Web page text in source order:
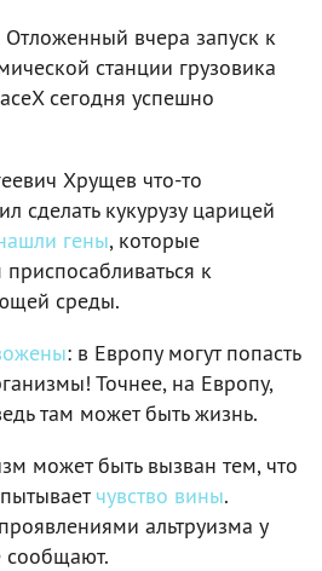
вчера запуск к
станции грузовика
сегодня успешно
Хрущев что-то
сделать кукурузу царицей
гены, которые
к
среды.
: в Европу могут попасть
Точнее, на Европу,
там может быть жизнь.
может быть вызван тем, что
чувство вины.
альтруизма у
сообщают.